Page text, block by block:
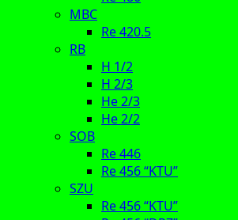
MBC
Re 420.5
RB
H 1/2
H 2/3
He 2/3
He 2/2
SOB
Re 446
Re 456 “KTU”
SZU
Re 456 “KTU”